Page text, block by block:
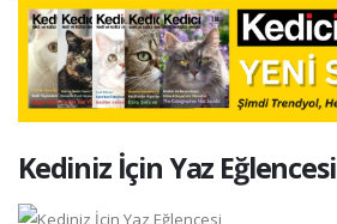
Kediniz İçin Yaz Eğlencesi